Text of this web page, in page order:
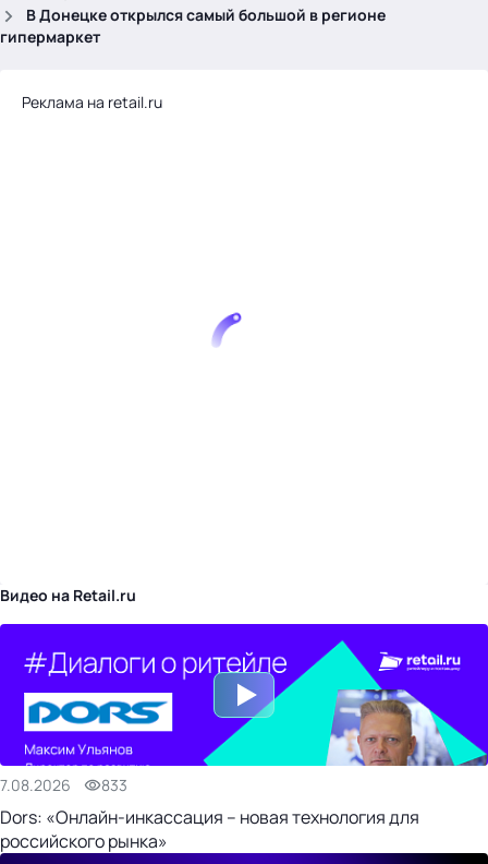
В Донецке открылся самый большой в регионе
гипермаркет
Реклама на retail.ru
Видео на Retail.ru
7.08.2026 833
Dors: «Онлайн-инкассация – новая технология для
российского рынка»